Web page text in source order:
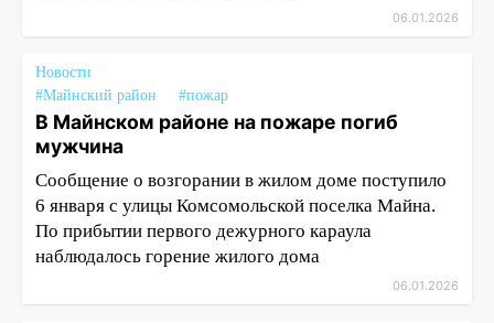
06.01.2026
Новости
#Майнский район
#пожар
В Майнском районе на пожаре погиб
мужчина
Сообщение о возгорании в жилом доме поступило
6 января с улицы Комсомольской поселка Майна.
По прибытии первого дежурного караула
наблюдалось горение жилого дома
06.01.2026